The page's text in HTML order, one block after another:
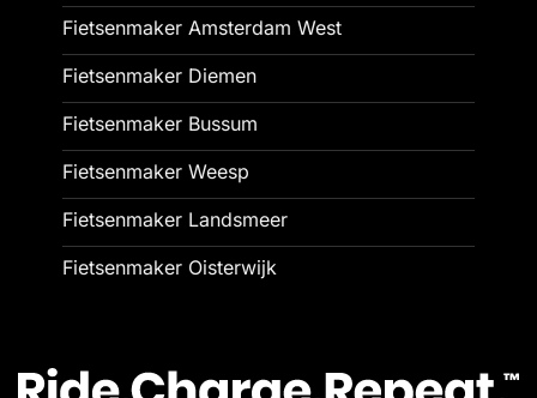
Fietsenmaker Amsterdam West
Fietsenmaker Diemen
Fietsenmaker Bussum
Fietsenmaker Weesp
Fietsenmaker Landsmeer
Fietsenmaker Oisterwijk